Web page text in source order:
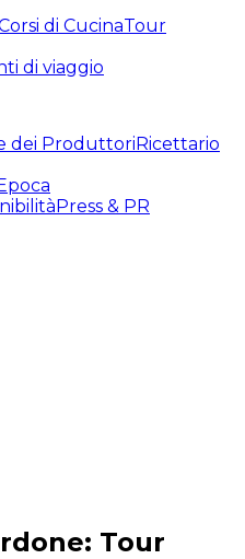
di CucinaTour
di viaggio
dei ProduttoriRicettario
Press & PR
Esperienze
Tour